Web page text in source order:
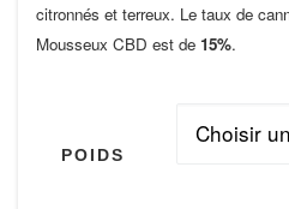
citronnés et terreux. Le taux de
Mousseux CBD est de 15%.
POIDS